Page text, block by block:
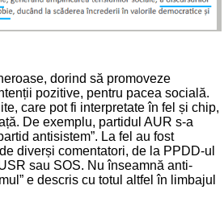
dorind să promoveze
pozitive, pentru pacea socială.
care pot fi interpretate în fel și chip,
De exemplu, partidul AUR s-a
antisistem”. La fel au fost
diverși comentatori, de la PPDD-ul
sau SOS. Nu înseamnă anti-
e descris cu totul altfel în limbajul